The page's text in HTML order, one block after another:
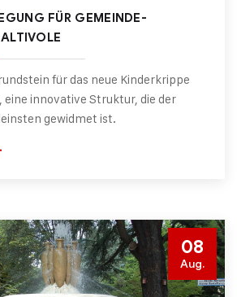
FÜR GEMEINDE-
für das neue Kinderkrippe
eine innovative Struktur, die der
gewidmet ist.
08
Aug.